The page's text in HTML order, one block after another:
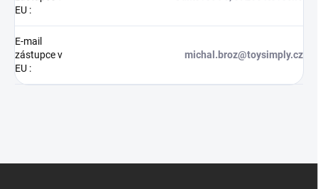
EU :
E-mail
zástupce v
EU :
michal.broz@toysimply.cz